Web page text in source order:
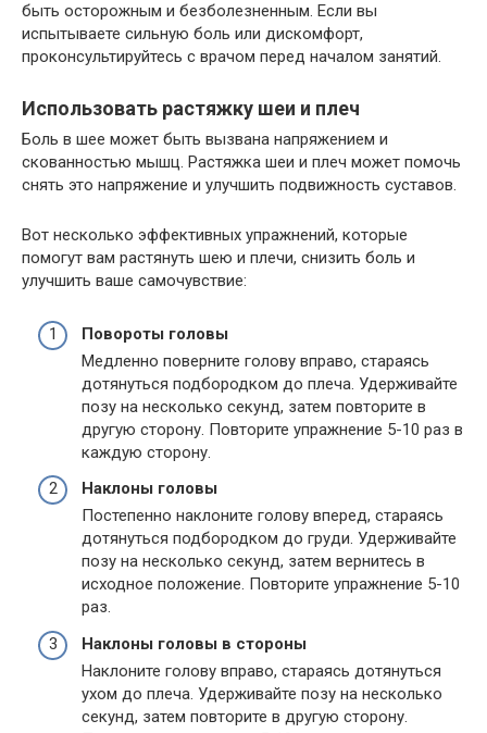
быть осторожным и безболезненным. Если вы
испытываете сильную боль или дискомфорт,
проконсультируйтесь с врачом перед началом занятий.
Использовать растяжку шеи и плеч
Боль в шее может быть вызвана напряжением и
скованностью мышц. Растяжка шеи и плеч может помочь
снять это напряжение и улучшить подвижность суставов.
Вот несколько эффективных упражнений, которые
помогут вам растянуть шею и плечи, снизить боль и
улучшить ваше самочувствие:
Повороты головы
Медленно поверните голову вправо, стараясь
дотянуться подбородком до плеча. Удерживайте
позу на несколько секунд, затем повторите в
другую сторону. Повторите упражнение 5-10 раз в
каждую сторону.
Наклоны головы
Постепенно наклоните голову вперед, стараясь
дотянуться подбородком до груди. Удерживайте
позу на несколько секунд, затем вернитесь в
исходное положение. Повторите упражнение 5-10
раз.
Наклоны головы в стороны
Наклоните голову вправо, стараясь дотянуться
ухом до плеча. Удерживайте позу на несколько
секунд, затем повторите в другую сторону.